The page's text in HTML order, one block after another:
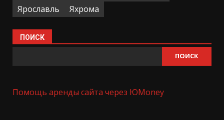
Ярославль
Яхрома
ПОИСК
ПОИСК
Помощь аренды сайта через ЮMoney